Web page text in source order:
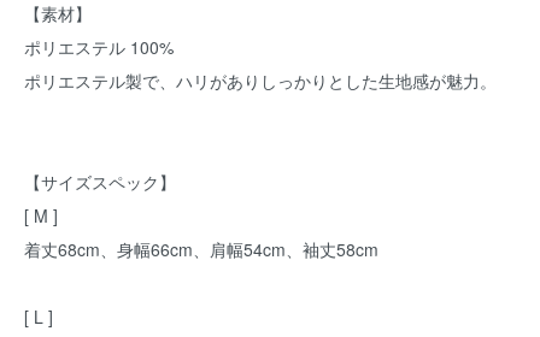
【素材】
ポリエステル 100%
ポリエステル製で、ハリがありしっかりとした生地感が魅力。
【サイズスペック】
[ M ]
着丈68cm、身幅66cm、肩幅54cm、袖丈58cm
[ L ]